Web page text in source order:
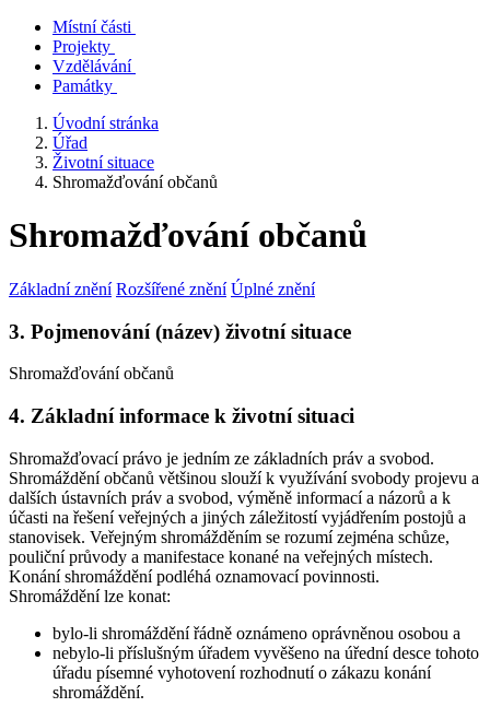
Místní části
Projekty
Vzdělávání
Památky
Úvodní stránka
Úřad
Životní situace
Shromažďování občanů
Shromažďování občanů
Základní znění Rozšířené znění Úplné znění
3. Pojmenování (název) životní situace
Shromažďování občanů
4. Základní informace k životní situaci
Shromažďovací právo je jedním ze základních práv a svobod.
Shromáždění občanů většinou slouží k využívání svobody projevu a
dalších ústavních práv a svobod, výměně informací a názorů a k
účasti na řešení veřejných a jiných záležitostí vyjádřením postojů a
stanovisek. Veřejným shromážděním se rozumí zejména schůze,
pouliční průvody a manifestace konané na veřejných místech.
Konání shromáždění podléhá oznamovací povinnosti.
Shromáždění lze konat:
bylo-li shromáždění řádně oznámeno oprávněnou osobou a
nebylo-li příslušným úřadem vyvěšeno na úřední desce tohoto
úřadu písemné vyhotovení rozhodnutí o zákazu konání
shromáždění.